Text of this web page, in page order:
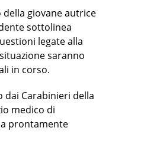
giovane autrice
sottolinea
legate alla
saranno
in corso.
dai Carabinieri della
medico di
prontamente